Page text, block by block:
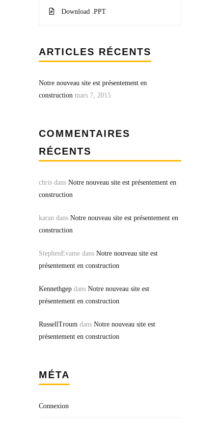
Download .PPT
ARTICLES RÉCENTS
Notre nouveau site est présentement en
construction mars 7, 2015
COMMENTAIRES
RÉCENTS
chris dans Notre nouveau site est présentement en
construction
karan dans Notre nouveau site est présentement en
construction
StephenEvame dans Notre nouveau site est
présentement en construction
Kennethgep dans Notre nouveau site est
présentement en construction
RussellTroum dans Notre nouveau site est
présentement en construction
MÉTA
Connexion